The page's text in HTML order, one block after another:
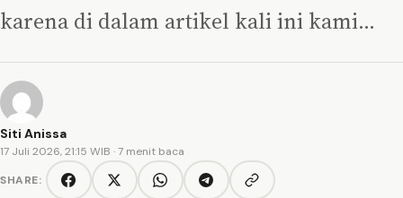
karena di dalam artikel kali ini kami…
Siti Anissa
17 Juli 2026, 21:15 WIB · 7 menit baca
SHARE:
FacebookTwitter/XWhatsAppTelegramCopy link